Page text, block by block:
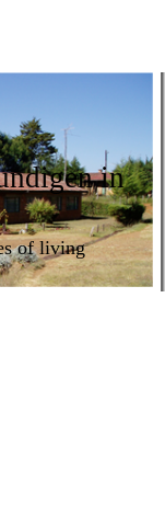
in
of living